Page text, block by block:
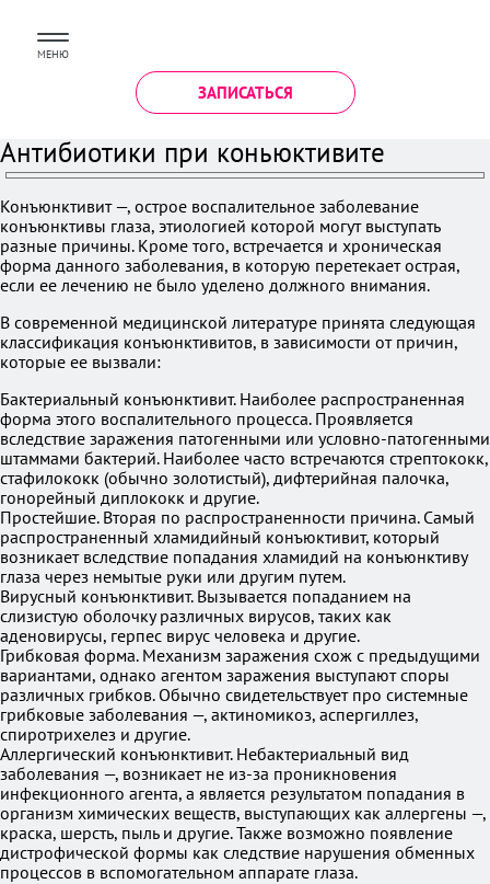
МЕНЮ
ЗАПИСАТЬСЯ
Антибиотики при коньюктивите
Конъюнктивит —, острое воспалительное заболевание
конъюнктивы глаза, этиологией которой могут выступать
разные причины. Кроме того, встречается и хроническая
форма данного заболевания, в которую перетекает острая,
если ее лечению не было уделено должного внимания.
В современной медицинской литературе принята следующая
классификация конъюнктивитов, в зависимости от причин,
которые ее вызвали:
Бактериальный конъюнктивит. Наиболее распространенная
форма этого воспалительного процесса. Проявляется
вследствие заражения патогенными или условно-патогенными
штаммами бактерий. Наиболее часто встречаются стрептококк,
стафилококк (обычно золотистый), дифтерийная палочка,
гонорейный диплококк и другие.
Простейшие. Вторая по распространенности причина. Самый
распространенный хламидийный конъюктивит, который
возникает вследствие попадания хламидий на конъюнктиву
глаза через немытые руки или другим путем.
Вирусный конъюнктивит. Вызывается попаданием на
слизистую оболочку различных вирусов, таких как
аденовирусы, герпес вирус человека и другие.
Грибковая форма. Механизм заражения схож с предыдущими
вариантами, однако агентом заражения выступают споры
различных грибков. Обычно свидетельствует про системные
грибковые заболевания —, актиномикоз, аспергиллез,
спиротрихелез и другие.
Аллергический конъюнктивит. Небактериальный вид
заболевания —, возникает не из-за проникновения
инфекционного агента, а является результатом попадания в
организм химических веществ, выступающих как аллергены —,
краска, шерсть, пыль и другие. Также возможно появление
дистрофической формы как следствие нарушения обменных
процессов в вспомогательном аппарате глаза.